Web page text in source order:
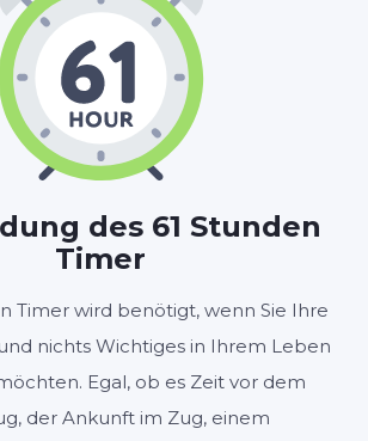
des 61 Stunden
Timer
Timer wird benötigt, wenn Sie Ihre
nichts Wichtiges in Ihrem Leben
Egal, ob es Zeit vor dem
der Ankunft im Zug, einem
: 00
MINUTEN
: 00
Zurücksetzen